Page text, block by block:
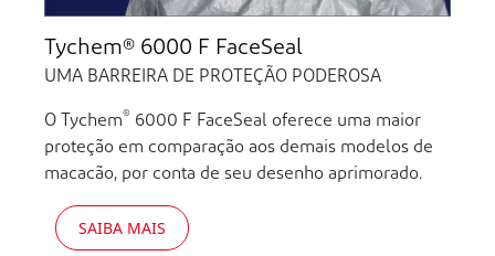
Tychem® 6000 F FaceSeal
UMA BARREIRA DE PROTEÇÃO PODEROSA
O Tychem® 6000 F FaceSeal oferece uma maior
proteção em comparação aos demais modelos de
macacão, por conta de seu desenho aprimorado.
SAIBA MAIS